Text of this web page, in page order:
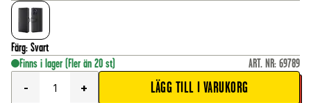
Färg: Svart
Finns i lager (Fler än 20 st) ART. NR: 69789
-
+ LÄGG TILL I VARUKORG